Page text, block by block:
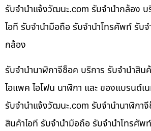
รับจํานําแจ้งวัฒนะ.com รับจำนำกล้อง บ
ไอที รับจำนำมือถือ รับจำนำโทรศัพท์ รับ
กล้อง
รับจำนำนาฬิกาจีช็อค บริการ รับจำนำสิน
ไอแพค ไอโฟน นาฬิกา และ ของแบรนด์เ
รับจํานําแจ้งวัฒนะ.com รับจำนำนาฬิกา
สินค้าไอที รับจำนำมือถือ รับจำนำโทรศัพ